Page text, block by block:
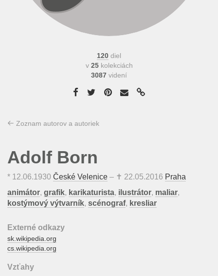
120 diel
v 25kolekciách
3087 videní
Zoznam autorov a autoriek
Adolf Born
* 12.06.1930 České Velenice – ✝ 22.05.2016 Praha
animátor, grafik, karikaturista, ilustrátor, maliar,
kostýmový výtvarník, scénograf, kresliar
Externé odkazy
sk.wikipedia.org
cs.wikipedia.org
Vzťahy